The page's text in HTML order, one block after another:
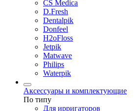
CS Medica
D.Fresh
Dentalpik
Donfeel
H2oFloss
Jetpik
Matwave
Philips
Waterpik
Аксессуары и комплектующие
По типу
Для ирригаторов